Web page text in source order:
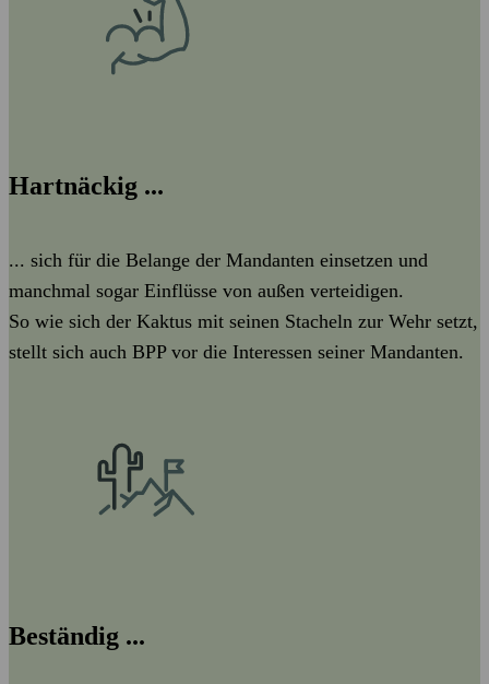
Hartnäckig ...
... sich für die Belange der Mandanten einsetzen und
manchmal sogar Einflüsse von außen verteidigen.
So wie sich der Kaktus mit seinen Stacheln zur Wehr setzt,
stellt sich auch BPP vor die Interessen seiner Mandanten.
Beständig ...